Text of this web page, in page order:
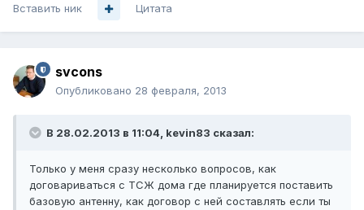
Вставить ник Цитата
svcons
Опубликовано 28 февраля, 2013
В 28.02.2013 в 11:04, kevin83 сказал:
Только у меня сразу несколько вопросов, как
договариваться с ТСЖ дома где планируется поставить
базовую антенну, как договор с ней составлять если ты